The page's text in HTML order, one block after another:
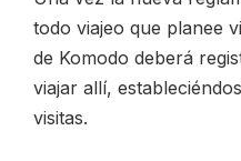
todo viajeo que planee
de Komodo deberá
viajar allí,
visitas.